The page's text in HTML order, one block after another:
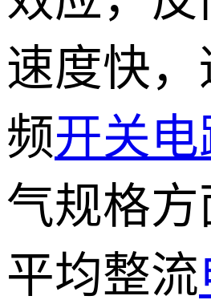
速度快
频开关
气规格
平均整流